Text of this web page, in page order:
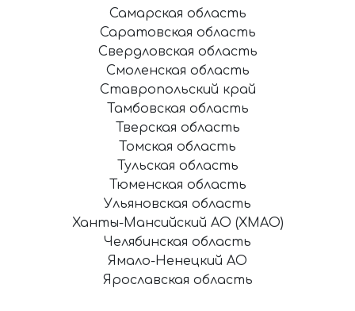
Самарская область
Саратовская область
Свердловская область
Смоленская область
Ставропольский край
Тамбовская область
Тверская область
Томская область
Тульская область
Тюменская область
Ульяновская область
Ханты-Мансийский АО (ХМАО)
Челябинская область
Ямало-Ненецкий АО
Ярославская область